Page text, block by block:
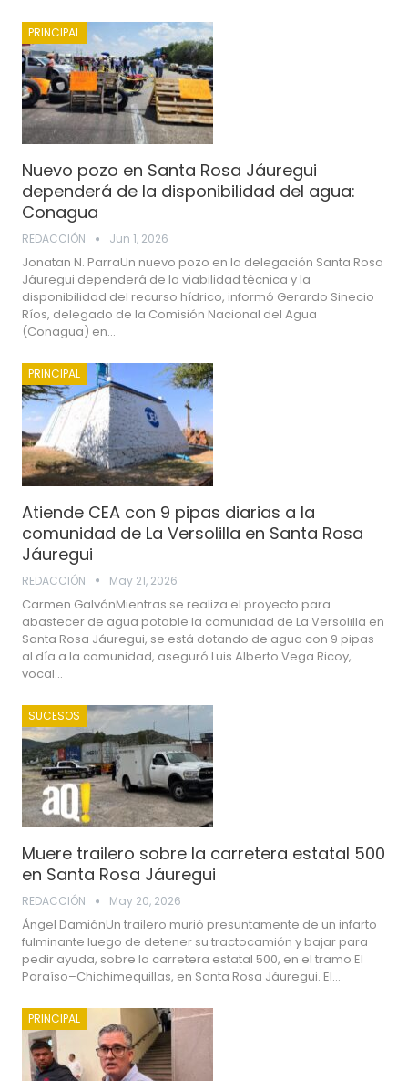
PRINCIPAL
Nuevo pozo en Santa Rosa Jáuregui
dependerá de la disponibilidad del agua:
Conagua
REDACCIÓN Jun 1, 2026
Jonatan N. ParraUn nuevo pozo en la delegación Santa Rosa
Jáuregui dependerá de la viabilidad técnica y la
disponibilidad del recurso hídrico, informó Gerardo Sinecio
Ríos, delegado de la Comisión Nacional del Agua
(Conagua) en…
PRINCIPAL
Atiende CEA con 9 pipas diarias a la
comunidad de La Versolilla en Santa Rosa
Jáuregui
REDACCIÓN May 21, 2026
Carmen GalvánMientras se realiza el proyecto para
abastecer de agua potable la comunidad de La Versolilla en
Santa Rosa Jáuregui, se está dotando de agua con 9 pipas
al día a la comunidad, aseguró Luis Alberto Vega Ricoy,
vocal…
SUCESOS
Muere trailero sobre la carretera estatal 500
en Santa Rosa Jáuregui
REDACCIÓN May 20, 2026
Ángel DamiánUn trailero murió presuntamente de un infarto
fulminante luego de detener su tractocamión y bajar para
pedir ayuda, sobre la carretera estatal 500, en el tramo El
Paraíso–Chichimequillas, en Santa Rosa Jáuregui. El…
PRINCIPAL